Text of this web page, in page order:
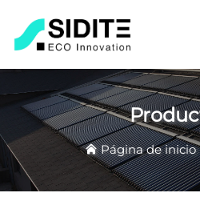
Página de inicio